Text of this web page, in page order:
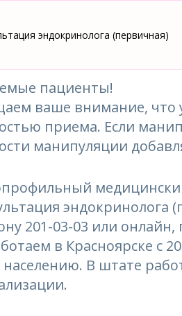
эндокринолога (первичная)
пациенты!
ваше внимание, что
приема. Если
манипуляции
эндокринолога
201-03-03 или
в Красноярске с
населению. В штате